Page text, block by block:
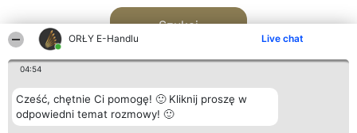
ORŁY E-Handlu Live chat
04:54
Cześć, chętnie Ci pomogę! 🙂 Kliknij proszę w
odpowiedni temat rozmowy! 🙂
Szukaj